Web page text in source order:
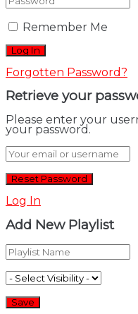
Remember Me
Forgotten Password?
Retrieve your
Please enter your
your password.
Log In
Add New Playlist